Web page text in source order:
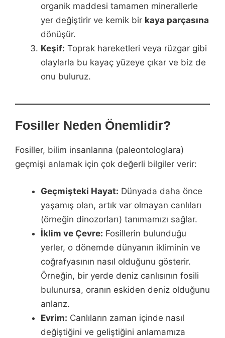
organik maddesi tamamen minerallerle
yer değiştirir ve kemik bir kaya parçasına
dönüşür.
Keşif: Toprak hareketleri veya rüzgar gibi
olaylarla bu kayaç yüzeye çıkar ve biz de
onu buluruz.
Fosiller Neden Önemlidir?
Fosiller, bilim insanlarına (paleontologlara)
geçmişi anlamak için çok değerli bilgiler verir:
Geçmişteki Hayat: Dünyada daha önce
yaşamış olan, artık var olmayan canlıları
(örneğin dinozorları) tanımamızı sağlar.
İklim ve Çevre: Fosillerin bulunduğu
yerler, o dönemde dünyanın ikliminin ve
coğrafyasının nasıl olduğunu gösterir.
Örneğin, bir yerde deniz canlısının fosili
bulunursa, oranın eskiden deniz olduğunu
anlarız.
Evrim: Canlıların zaman içinde nasıl
değiştiğini ve geliştiğini anlamamıza